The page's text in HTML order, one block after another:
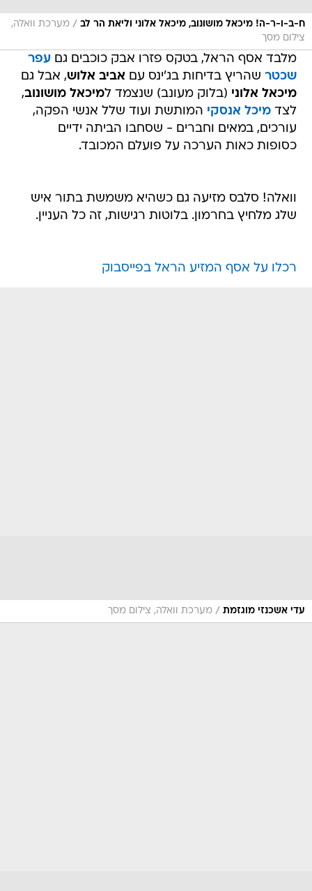
ח-ב-ו-ר-ה! מיכאל מושונוב, מיכאל אלוני וליאת הר לב / מערכת וואלה,
צילום מסך
מלבד אסף הראל, בטקס פזרו אבק כוכבים גםעפר
שכטר שהריץ בדיחות בג'ינס עם אביב אלוש, אבל גם
מיכאל אלוני (בלוק מעונב) שנצמד למיכאל מושונוב,
לצדמיכל אנסקי המותשת ועוד שלל אנשי הפקה,
עורכים, במאים וחברים - שסחבו הביתה ידיים
כסופות כאות הערכה על פועלם המכובד.
וואלה! סלבס מזיעה גם כשהיא משמשת בתור איש
שלג מלחיץ בחרמון. בלוטות רגישות, זה כל העניין.
רכלו על אסף המזיע הראל בפייסבוק
עדי אשכנזי מוגזמת / מערכת וואלה, צילום מסך